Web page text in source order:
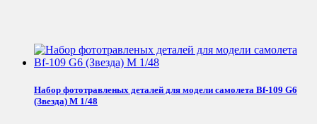
Набор фототравленых деталей для модели самолета Bf-109 G6
(Звезда) М 1/48